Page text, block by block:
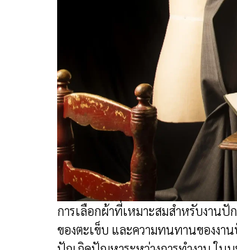
การเลือกผ้าที่เหมาะสมสำหรับงานปั
ของตะเข็บ และความทนทานของงา